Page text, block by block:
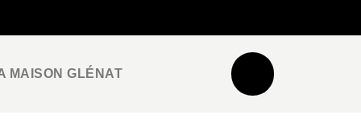
MAISON GLÉNAT